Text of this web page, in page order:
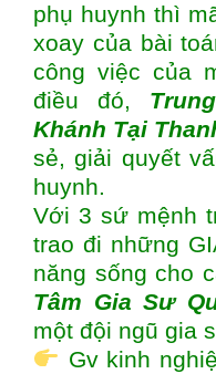
phụ huynh thì
xoay của bài
công việc của
điều đó,
Khánh Tại
sẻ, giải quyết
huynh.
Với 3 sứ mệnh
trao đi những
năng sống cho
Tâm Gia Sư
một đội ngũ gia
Gv kinh